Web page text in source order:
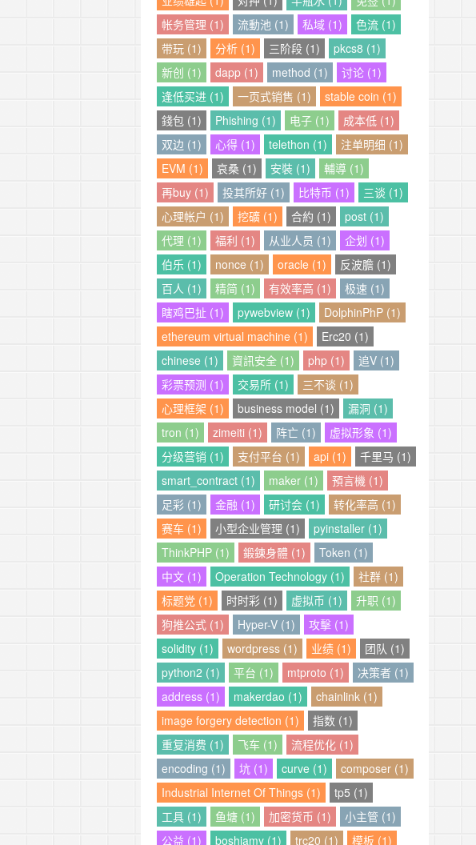
帐务管理 (1)
流動池 (1) 私域 (1)
色流 (1)
带玩 (1)
分析 (1) 三阶段 (1)
pkcs8 (1)
新创 (1)
dapp (1) method (1)
讨论 (1)
逢低买进 (1)
一页式销售 (1)
stable coin (1)
錢包 (1)
Phishing (1) 电子 (1)
成本低 (1)
双边 (1)
心得 (1) telethon (1)
注单明细 (1)
EVM (1)
哀桑 (1) 安裝 (1)
輔導 (1)
再buy (1)
投其所好 (1) 比特币 (1)
三谈 (1)
心理帐户 (1)
挖礦 (1) 合約 (1)
post (1)
代理 (1)
福利 (1) 从业人员 (1)
企划 (1)
伯乐 (1)
nonce (1) oracle (1)
反波膽 (1)
百人 (1)
精简 (1) 有效率高 (1)
极速 (1)
瞎鸡巴扯 (1)
pywebview (1)
DolphinPhP (1)
ethereum virtual machine (1)
Erc20 (1)
chinese (1)
資訊安全 (1) php (1)
追V (1)
彩票预测 (1)
交易所 (1)
三不谈 (1)
心理框架 (1)
business model (1)
漏洞 (1)
tron (1)
zimeiti (1) 阵亡 (1)
虚拟形象 (1)
分级营销 (1)
支付平台 (1) api (1)
千里马 (1)
smart_contract (1)
maker (1)
預言機 (1)
足彩 (1)
金融 (1) 研讨会 (1)
转化率高 (1)
赛车 (1)
小型企业管理 (1)
pyinstaller (1)
ThinkPHP (1)
鍛鍊身體 (1)
Token (1)
中文 (1)
Operation Technology (1)
社群 (1)
标题党 (1)
时时彩 (1) 虚拟币 (1)
升职 (1)
狗推公式 (1)
Hyper-V (1)
攻擊 (1)
solidity (1)
wordpress (1) 业绩 (1)
团队 (1)
python2 (1)
平台 (1) mtproto (1)
决策者 (1)
address (1)
makerdao (1)
chainlink (1)
image forgery detection (1)
指数 (1)
重复消费 (1)
飞车 (1)
流程优化 (1)
encoding (1)
坑 (1) curve (1)
composer (1)
Industrial Internet Of Things (1)
tp5 (1)
工具 (1)
鱼塘 (1) 加密货币 (1)
小主管 (1)
公益 (1)
boshiamy (1) trc20 (1) 模板 (1)